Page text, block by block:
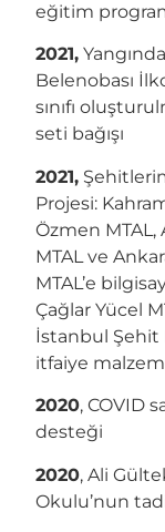
eğitim
2021,
Belenobası
sınıfı
seti bağışı
2021,
Projesi:
Özmen MTAL,
MTAL ve
MTAL’e
Çağlar Yücel
İstanbul Şehit
itfaiye
2020, COVID
desteği
2020, Ali
Okulu’nun